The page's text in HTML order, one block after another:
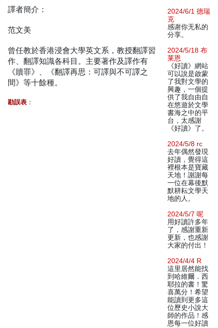
譯者簡介：
范文美
曾任教於香港浸會大學英文系，教授翻譯習
作、翻譯知識各科目。主要著作及譯作有
《贖罪》、《翻譯再思：可譯與不可譯之
間》等十餘種。
勘誤表 ：
2024/6/1 德瑞
克
感谢你无私的
分享。
2024/5/18 布
莱恩
《好讀》網站
可以說是啟蒙
了我對文學的
興趣，一個提
供了我自由自
在悠遊於文學
書海之中的平
台，太感謝
《好讀》了。
2024/5/8 rc
去年偶然發現
好讀，覺得這
裡根本是寶藏
天地！謝謝每
一位在幕後默
默耕耘文學天
地的人。
2024/5/7 呢
用好讀許多年
了，感謝重新
更新，也感謝
大家的付出！
2024/4/4 R
這里居然能找
到哈維爾．西
耶拉的書！驚
喜萬分！希望
能讀到更多這
位歷史小說大
師的作品！感
恩每一位好讀